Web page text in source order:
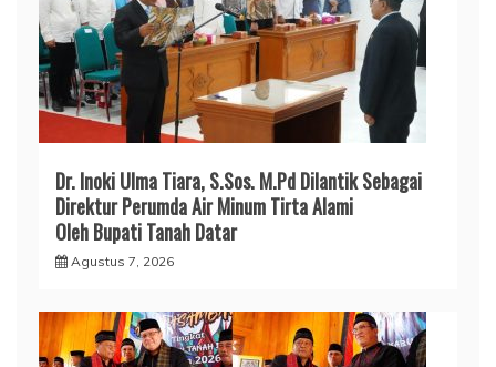
Dr. Inoki Ulma Tiara, S.Sos. M.Pd Dilantik Sebagai
Direktur Perumda Air Minum Tirta Alami
Oleh Bupati Tanah Datar
Agustus 7, 2026